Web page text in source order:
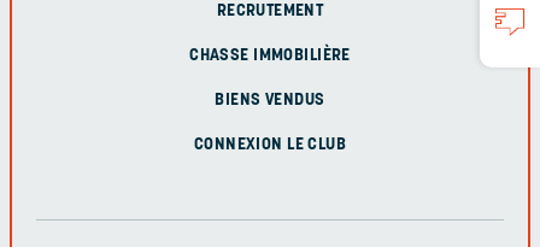
RECRUTEMENT
CHASSE IMMOBILIÈRE
BIENS VENDUS
CONNEXION LE CLUB